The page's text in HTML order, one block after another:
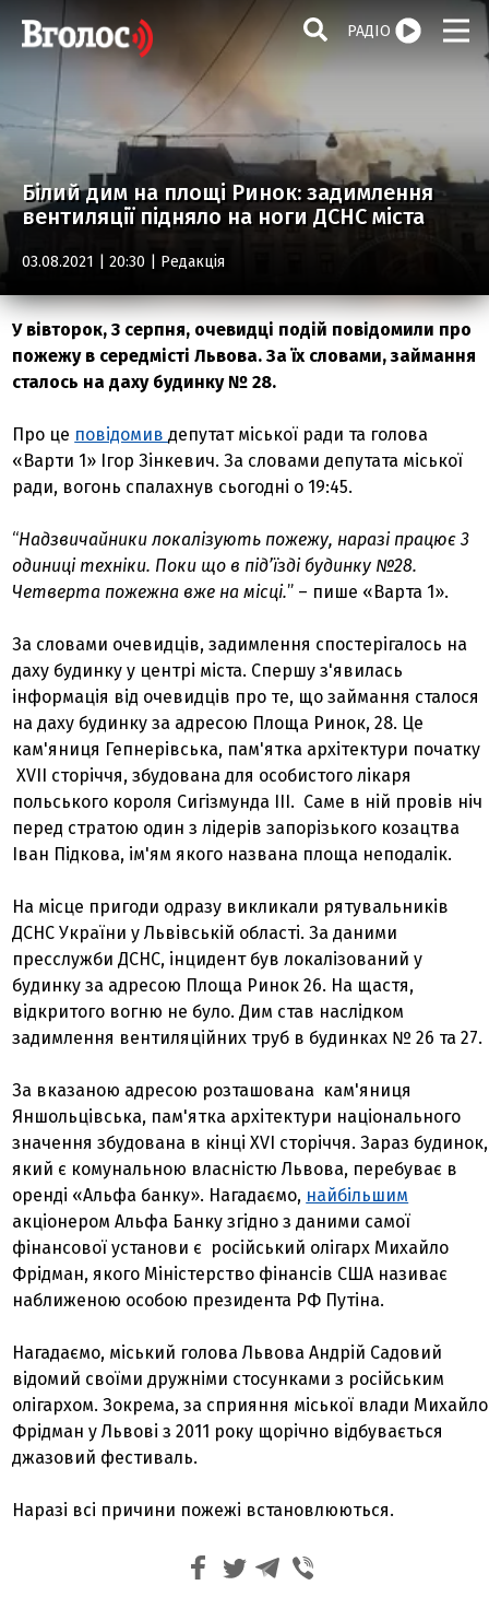
РАДІО
Білий дим на площі Ринок: задимлення
вентиляції підняло на ноги ДСНС міста
03.08.2021 | 20:30 | Редакція
У вівторок, 3 серпня, очевидці подій повідомили про
пожежу в середмісті Львова. За їх словами, займання
сталось на даху будинку № 28.
Про це повідомивдепутат міської ради та голова
«Варти 1» Ігор Зінкевич. За словами депутата міської
ради, вогонь спалахнув сьогодні о 19:45.
“Надзвичайники локалізують пожежу, наразі працює 3
одиниці техніки. Поки що в під’їзді будинку №28.
Четверта пожежна вже на місці.” – пише «Варта 1».
За словами очевидців, задимлення спостерігалось на
даху будинку у центрі міста. Спершу з'явилась
інформація від очевидців про те, що займання сталося
на даху будинку за адресою Площа Ринок, 28. Це
кам'яниця Гепнерівська, пам'ятка архітектури початку
XVII сторіччя, збудована для особистого лікаря
польського короля Сигізмунда ІІІ. Саме в ній провів ніч
перед стратою один з лідерів запорізького козацтва
Іван Підкова, ім'ям якого названа площа неподалік.
На місце пригоди одразу викликали рятувальників
ДСНС України у Львівській області. За даними
пресслужби ДСНС, інцидент був локалізований у
будинку за адресою Площа Ринок 26. На щастя,
відкритого вогню не було. Дим став наслідком
задимлення вентиляційних труб в будинках № 26 та 27.
За вказаною адресою розташована кам'яниця
Яншольцівська, пам'ятка архітектури національного
значення збудована в кінці XVI сторіччя. Зараз будинок,
який є комунальною власністю Львова, перебуває в
оренді «Альфа банку». Нагадаємо, найбільшим
акціонером Альфа Банку згідно з даними самої
фінансової установи є російський олігарх Михайло
Фрідман, якого Міністерство фінансів США називає
наближеною особою президента РФ Путіна.
Нагадаємо, міський голова Львова Андрій Садовий
відомий своїми дружніми стосунками з російським
олігархом. Зокрема, за сприяння міської влади Михайло
Фрідман у Львові з 2011 року щорічно відбувається
джазовий фестиваль.
Наразі всі причини пожежі встановлюються.